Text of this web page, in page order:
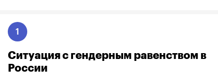
1
Ситуация с гендерным равенством в
России